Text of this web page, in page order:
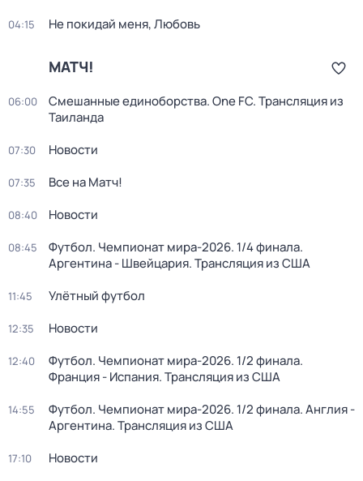
04:15 Не покидай меня, Любовь
МАТЧ!
06:00
Смешанные единоборства. One FC. Трансляция из
Таиланда
07:30 Новости
07:35 Все на Матч!
08:40 Новости
08:45
Футбол. Чемпионат мира-2026. 1/4 финала.
Аргентина - Швейцария. Трансляция из США
11:45 Улётный футбол
12:35 Новости
12:40
Футбол. Чемпионат мира-2026. 1/2 финала.
Франция - Испания. Трансляция из США
14:55
Футбол. Чемпионат мира-2026. 1/2 финала. Англия -
Аргентина. Трансляция из США
17:10 Новости